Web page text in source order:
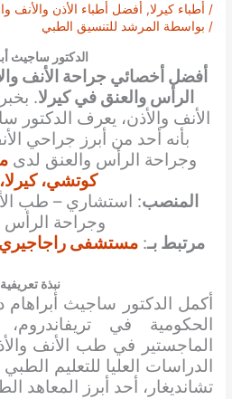
/ أطباء كيرلا, أفضل أطباء الأذن والأنف
/ بواسطة المرشد للتنسيق الطبي
الدكتور ساجيث
أفضل أخصائي جراحة الأنف
الرأس والعنق في كيرلا.
الأنف والأذن، يعرف الدكتور
بأنه أحد من أبرز جراحي
وجراحة الرأس والعنق لدى
كوتشي، كيرلا،
المنصب: استشاري – طب
وجراحة الرأس
مرتبط بـ: مستشفى راجاجيري،
نبذة تعريفية
أكمل الدكتور ساجيث
الحكومية في
الماجستير في طب الأنف
الدراسات العليا للتعليم
تشانديغار، أحد أبرز المعاهد